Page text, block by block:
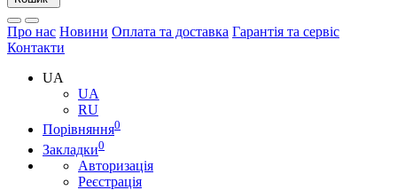
Про нас Новини Оплата та доставка Гарантія та сервіс
Контакти
UA
UA
RU
Порівняння0
Закладки0
Авторизація
Реєстрація